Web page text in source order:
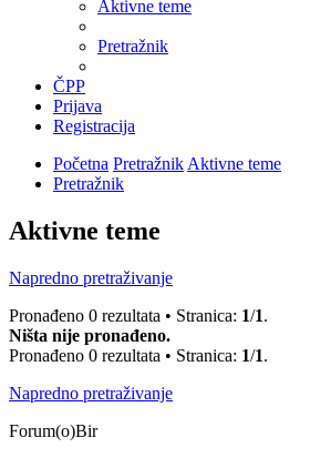
Aktivne teme
Pretražnik
ČPP
Prijava
Registracija
Početna PretražnikAktivne teme
Pretražnik
Aktivne teme
Napredno pretraživanje
Pronađeno 0 rezultata • Stranica: 1/1.
Ništa nije pronađeno.
Pronađeno 0 rezultata • Stranica: 1/1.
Napredno pretraživanje
Forum(o)Bir